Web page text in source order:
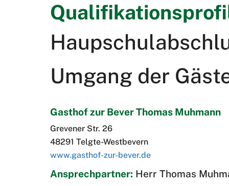
Umgang der
Gasthof zur Bever Thomas Muhmann
Grevener Str. 26
48291 Telgte-Westbevern
www.gasthof-zur-bever.de
Ansprechpartner: Herr Thomas